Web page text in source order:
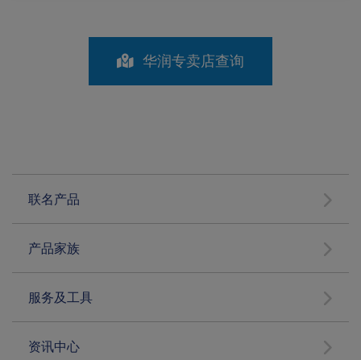
华润专卖店查询
联名产品
产品家族
服务及工具
资讯中心